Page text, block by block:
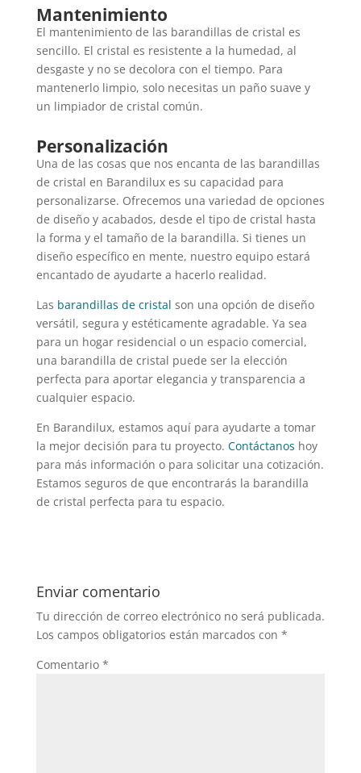
Mantenimiento
El mantenimiento de las barandillas de cristal es
sencillo. El cristal es resistente a la humedad, al
desgaste y no se decolora con el tiempo. Para
mantenerlo limpio, solo necesitas un paño suave y
un limpiador de cristal común.
Personalización
Una de las cosas que nos encanta de las barandillas
de cristal en Barandilux es su capacidad para
personalizarse. Ofrecemos una variedad de opciones
de diseño y acabados, desde el tipo de cristal hasta
la forma y el tamaño de la barandilla. Si tienes un
diseño específico en mente, nuestro equipo estará
encantado de ayudarte a hacerlo realidad.
Las barandillas de cristal son una opción de diseño
versátil, segura y estéticamente agradable. Ya sea
para un hogar residencial o un espacio comercial,
una barandilla de cristal puede ser la elección
perfecta para aportar elegancia y transparencia a
cualquier espacio.
En Barandilux, estamos aquí para ayudarte a tomar
la mejor decisión para tu proyecto. Contáctanos hoy
para más información o para solicitar una cotización.
Estamos seguros de que encontrarás la barandilla
de cristal perfecta para tu espacio.
Enviar comentario
Tu dirección de correo electrónico no será publicada.
Los campos obligatorios están marcados con *
Comentario *